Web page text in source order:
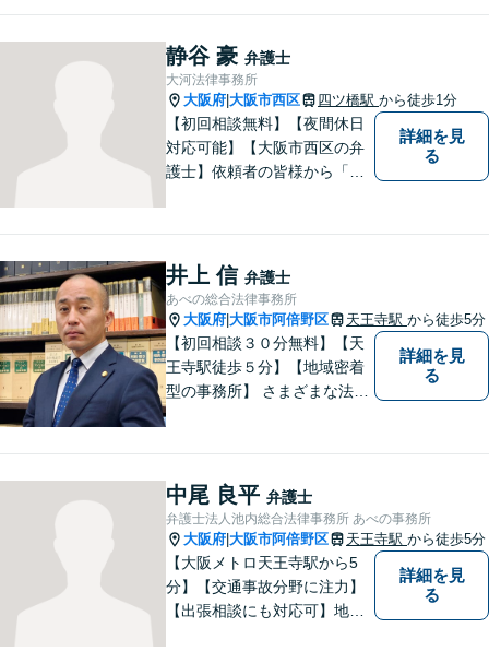
ください。
静谷 豪 弁護士
大河法律事務所
大阪府 大阪市西区 四ツ橋駅 から徒歩1分
【初回相談無料】【夜間休日
対応可能】【大阪市西区の弁
護士】依頼者の皆様から「お
詳細を見
る
井上 信 弁護士
あべの総合法律事務所
大阪府 大阪市阿倍野区 天王寺駅 から徒歩5分
【初回相談３０分無料】【天
王寺駅徒歩５分】【地域密着
型の事務所】 さまざまな法律
相続、インターネット上のト
ラブルに注力！！
詳細を見
る
中尾 良平 弁護士
弁護士法人池内総合法律事務所 あべの事務所
大阪府 大阪市阿倍野区 天王寺駅 から徒歩5分
【大阪メトロ天王寺駅から5
分】【交通事故分野に注力】
【出張相談にも対応可】地元
詳細を見
る